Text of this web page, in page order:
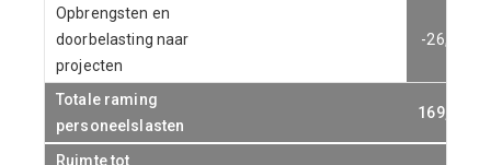
Opbrengsten en
doorbelasting naar
projecten
-26,9
Totale raming
personeelslasten
169,6
Ruimte tot